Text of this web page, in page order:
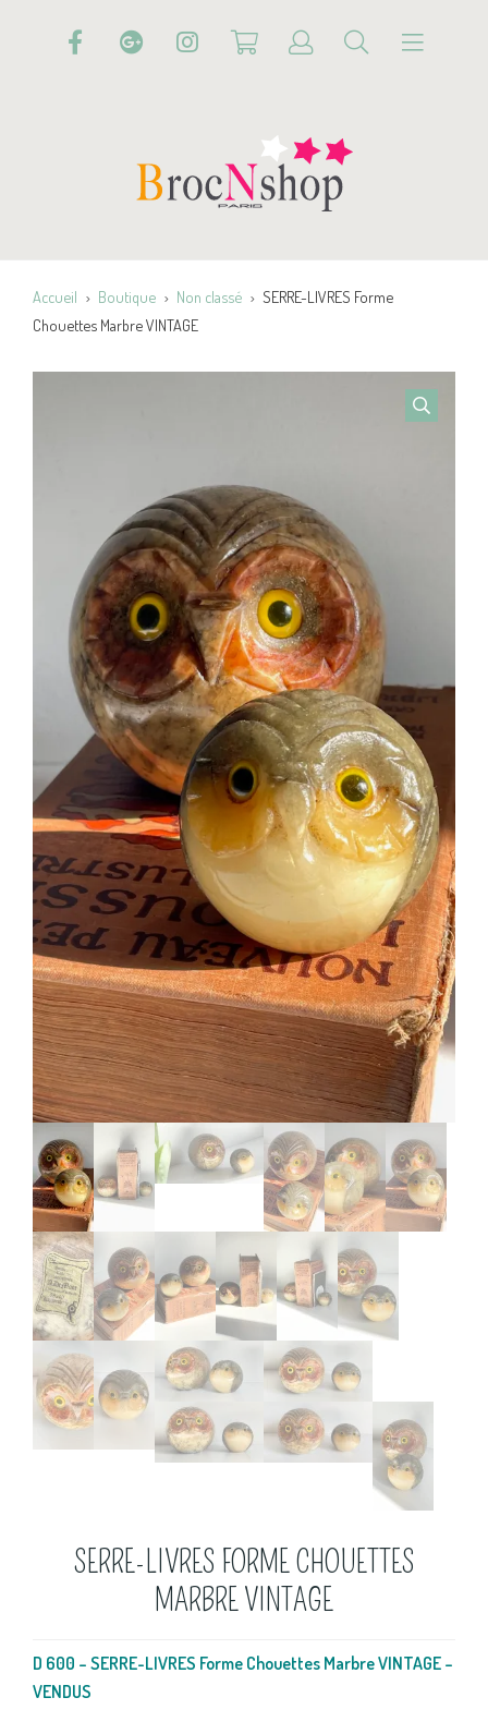
Accueil Boutique Non classé
SERRE-LIVRES Forme
Chouettes Marbre VINTAGE
SERRE-LIVRES FORME CHOUETTES
MARBRE VINTAGE
D 600 – SERRE-LIVRES Forme Chouettes Marbre VINTAGE –
VENDUS